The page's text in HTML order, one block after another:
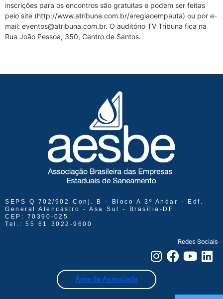
inscrições para os encontros são gratuitas e podem ser feitas
pelo site (http://www.atribuna.com.br/aregiaoempauta) ou por e-
mail: eventos@atribuna.com.br. O auditório TV Tribuna fica na
Rua João Pessoa, 350, Centro de Santos.
SEPS Q 702/902 Conj. B - Bloco A 3º Andar - Edf.
General Alencastro - Asa Sul - Brasília-DF
CEP: 70390-025
Tel.: 55 61 3022-9600
Redes Sociais
Área da Associada